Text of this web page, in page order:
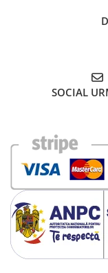
SOCIAL